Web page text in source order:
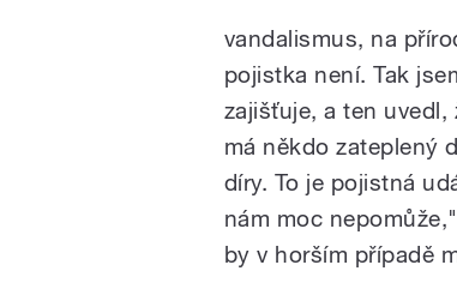
vandalismus, na
pojistka není. Tak
zajišťuje, a ten
má někdo zateplený
díry. To je pojistná
nám moc
by v horším případě